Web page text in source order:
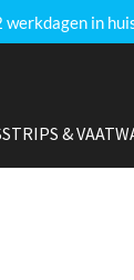
werkdagen in
&